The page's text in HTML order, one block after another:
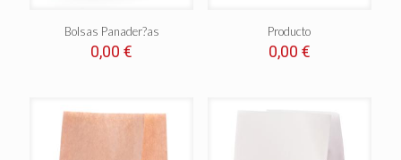
Bolsas Panader?as
0,00€
Producto
0,00 €